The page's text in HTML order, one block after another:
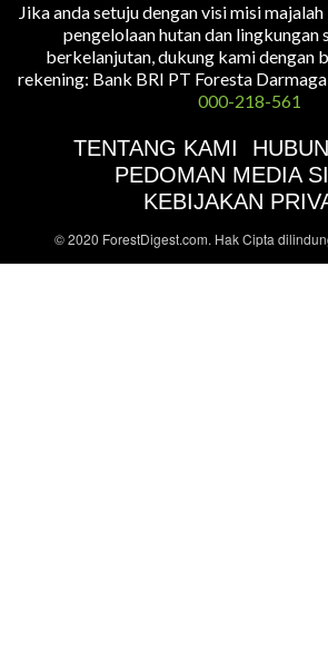
Jika anda setuju dengan visi misi
pengelolaan hutan dan lingkungan
berkelanjutan, dukung kami dengan
rekening: Bank BRI PT Foresta
000-218-561
TENTANG KAMI
PEDOMAN MEDIA
KEBIJAKAN
© 2020 ForestDigest.com. Hak Cipta